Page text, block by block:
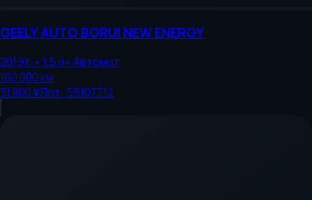
GEELY AUTO BORUI NEW ENERGY
2019г.• 1.5л• Автомат
160 000км
31 800 ¥Лот: 59107712